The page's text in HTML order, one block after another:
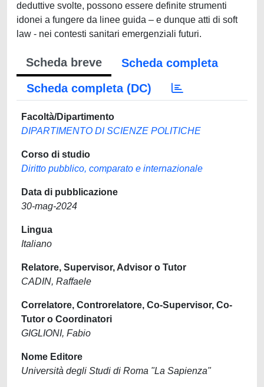
deduttive svolte, possono essere definite strumenti
idonei a fungere da linee guida – e dunque atti di soft
law - nei contesti sanitari emergenziali futuri.
Scheda breve
Scheda completa
Scheda completa (DC)
Facoltà/Dipartimento
DIPARTIMENTO DI SCIENZE POLITICHE
Corso di studio
Diritto pubblico, comparato e internazionale
Data di pubblicazione
30-mag-2024
Lingua
Italiano
Relatore, Supervisor, Advisor o Tutor
CADIN, Raffaele
Correlatore, Controrelatore, Co-Supervisor, Co-
Tutor o Coordinatori
GIGLIONI, Fabio
Nome Editore
Università degli Studi di Roma "La Sapienza"